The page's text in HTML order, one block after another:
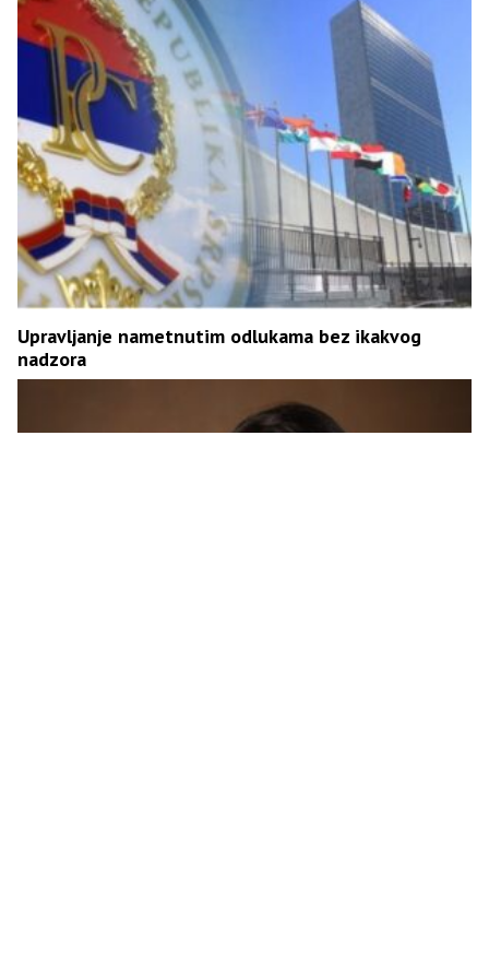
Upravljanje nametnutim odlukama bez ikakvog
nadzora